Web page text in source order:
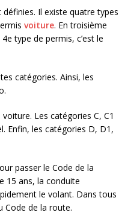
Il existe quatre types
voiture. En troisième
type de permis, c’est le
catégories. Ainsi, les
Les catégories C, C1
Enfin, les catégories D, D1,
passer le Code de la
15 ans, la conduite
le volant. Dans tous
Code de la route.